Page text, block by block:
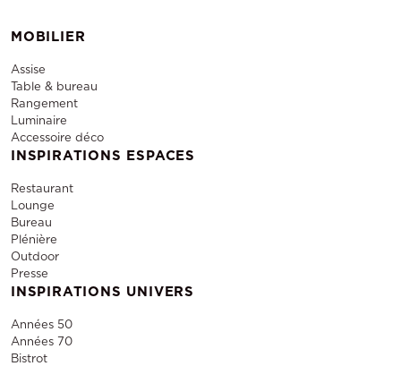
MOBILIER
Assise
Table & bureau
Rangement
Luminaire
Accessoire déco
INSPIRATIONS ESPACES
Restaurant
Lounge
Bureau
Plénière
Outdoor
Presse
INSPIRATIONS UNIVERS
Années 50
Années 70
Bistrot